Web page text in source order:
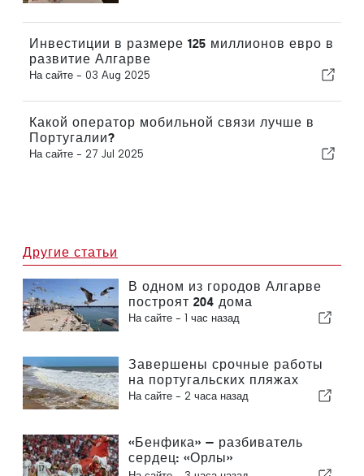
Инвестиции в размере 125 миллионов евро в
развитие Алгарве
На сайте - 03 Aug 2025
Какой оператор мобильной связи лучше в
Португалии?
На сайте - 27 Jul 2025
Другие статьи
В одном из городов Алгарве
построят 204 дома
На сайте - 1 час назад
Завершены срочные работы
на португальских пляжах
На сайте - 2 часа назад
«Бенфика» — разбиватель
сердец: «Орлы»